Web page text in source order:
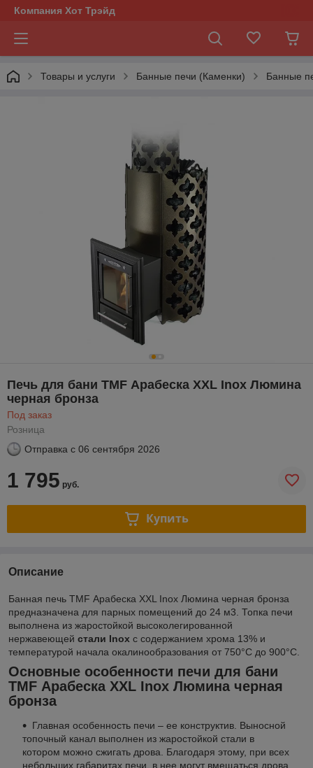
Компания Хот Трэйд
Товары и услуги Банные печи (Каменки) Банные
Печь для бани TMF Арабеска XXL Inox Люмина
черная бронза
Под заказ
Розница
Отправка с 06 сентября 2026
1 795 руб.
Купить
Описание
Банная печь TMF Арабеска XXL Inox Люмина черная бронза
предназначена для парных помещений до 24 м3. Топка печи
выполнена из жаростойкой высоколегированной
нержавеющей стали Inox с содержанием хрома 13% и
температурой начала окалинообразования от 750°C до 900°C.
Основные особенности печи для бани
TMF Арабеска XXL Inox Люмина черная
бронза
Главная особенность печи – ее конструктив. Выносной
топочный канал выполнен из жаростойкой стали в
котором можно сжигать дрова. Благодаря этому, при всех
небольших габаритах печи, в нее могут вмещаться дрова